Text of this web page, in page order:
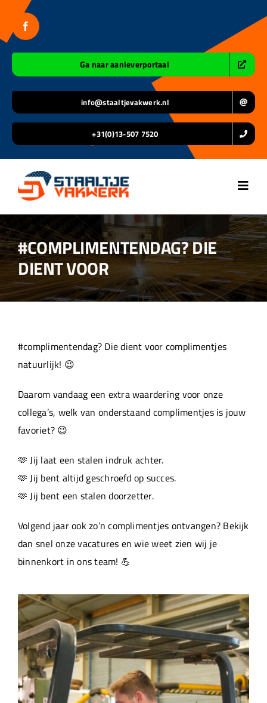
inhoud
Ga naar aanleverportaal
info@staaltjevakwerk.nl
+31(0)13-507 7520
Home
Over ons
Projecten
#COMPLIMENTENDAG? DIE
DIENT VOOR
#complimentendag? Die dient voor complimentjes
natuurlijk! 😉
Daarom vandaag een extra waardering voor onze
collega’s, welk van onderstaand complimentjes is jouw
favoriet? 😉
🫶 Jij laat een stalen indruk achter.
🫶 Jij bent altijd geschroefd op succes.
🫶 Jij bent een stalen doorzetter.
Volgend jaar ook zo’n complimentjes ontvangen? Bekijk
dan snel onze vacatures en wie weet zien wij je
binnenkort in ons team! 💪